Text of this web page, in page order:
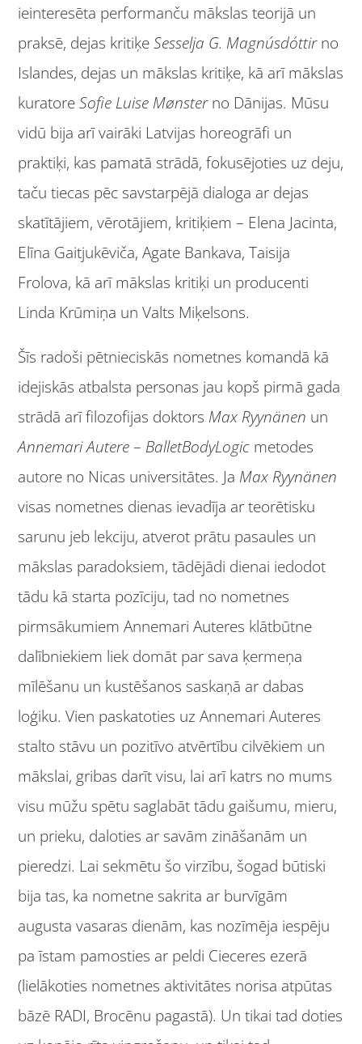
ieinteresēta performanču mākslas teorijā un
praksē, dejas kritiķeSesselja G. Magnúsdóttirno
Islandes, dejas un mākslas kritiķe, kā arī mākslas
kuratoreSofie Luise Mønsterno Dānijas. Mūsu
vidū bija arī vairāki Latvijas horeogrāfi un
praktiķi, kas pamatā strādā, fokusējoties uz deju,
taču tiecas pēc savstarpējā dialoga ar dejas
skatītājiem, vērotājiem, kritiķiem – Elena Jacinta,
Elīna Gaitjukēviča, Agate Bankava, Taisija
Frolova, kā arī mākslas kritiķi un producenti
Linda Krūmiņa un Valts Miķelsons.
Šīs radoši pētnieciskās nometnes komandā kā
idejiskās atbalsta personas jau kopš pirmā gada
strādā arī filozofijas doktors Max Ryynänen un
Annemari Autere– BalletBodyLogic metodes
autore no Nicas universitātes. Ja Max Ryynänen
visas nometnes dienas ievadīja ar teorētisku
sarunu jeb lekciju, atverot prātu pasaules un
mākslas paradoksiem, tādējādi dienai iedodot
tādu kā starta pozīciju, tad no nometnes
pirmsākumiem Annemari Auteres klātbūtne
dalībniekiem liek domāt par sava ķermeņa
mīlēšanu un kustēšanos saskaņā ar dabas
loģiku. Vien paskatoties uz Annemari Auteres
stalto stāvu un pozitīvo atvērtību cilvēkiem un
mākslai, gribas darīt visu, lai arī katrs no mums
visu mūžu spētu saglabāt tādu gaišumu, mieru,
un prieku, daloties ar savām zināšanām un
pieredzi. Lai sekmētu šo virzību, šogad būtiski
bija tas, ka nometne sakrita ar burvīgām
augusta vasaras dienām, kas nozīmēja iespēju
pa īstam pamosties ar peldi Cieceres ezerā
(lielākoties nometnes aktivitātes norisa atpūtas
bāzē RADI, Brocēnu pagastā). Un tikai tad doties